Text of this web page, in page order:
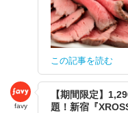
この記事を読む
favy
【期間限定】
題！新宿『